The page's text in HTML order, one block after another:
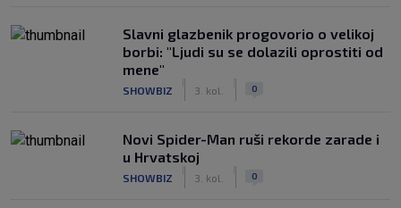
Slavni glazbenik progovorio o velikoj
borbi: "Ljudi su se dolazili oprostiti od
mene"
SHOWBIZ 3. kol. 0
Novi Spider-Man ruši rekorde zarade i
u Hrvatskoj
SHOWBIZ 3. kol. 0